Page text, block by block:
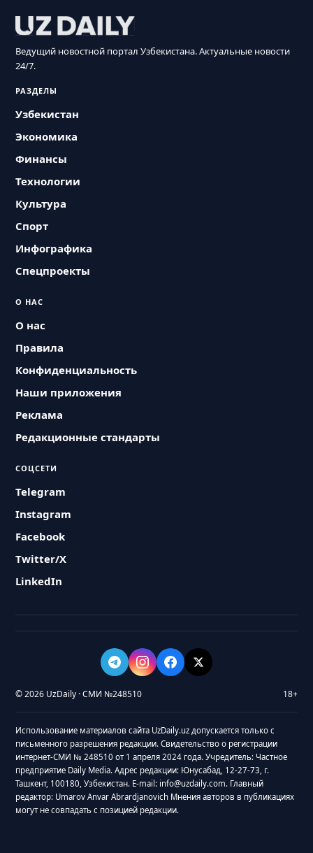
Ведущий новостной портал Узбекистана. Актуальные новости
24/7.
РАЗДЕЛЫ
Узбекистан
Экономика
Финансы
Технологии
Культура
Спорт
Инфографика
Спецпроекты
О НАС
О нас
Правила
Конфиденциальность
Наши приложения
Реклама
Редакционные стандарты
СОЦСЕТИ
Telegram
Instagram
Facebook
Twitter/X
LinkedIn
© 2026 UzDaily · СМИ №248510 18+
Использование материалов сайта UzDaily.uz допускается только с
письменного разрешения редакции. Свидетельство о регистрации
интернет-СМИ № 248510 от 1 апреля 2024 года. Учредитель: Частное
предприятие Daily Media. Адрес редакции: Юнусабад, 12-27-73, г.
Ташкент, 100180, Узбекистан. E-mail: info@uzdaily.com. Главный
редактор: Umarov Anvar Abrardjanovich Мнения авторов в публикациях
могут не совпадать с позицией редакции.